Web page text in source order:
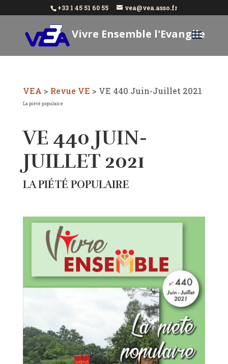
+33 1 45 51 60 55 vea@vea.asso.fr
Vivre Ensemble l'Evangile
VEA > Revue VE > VE 440 Juin-Juillet 2021
La piété populaire
VE 440 JUIN-
JUILLET 2021
LA PIÉTÉ POPULAIRE